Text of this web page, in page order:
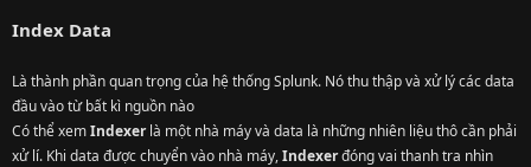
Index Data
Là thành phần quan trọng của hệ thống Splunk. Nó thu thập và xử lý các data
đầu vào từ bất kì nguồn nào
Có thể xemIndexerlà một nhà máy và data là những nhiên liệu thô cần phải
xử lí. Khi data được chuyển vào nhà máy,Indexerđóng vai thanh tra nhìn